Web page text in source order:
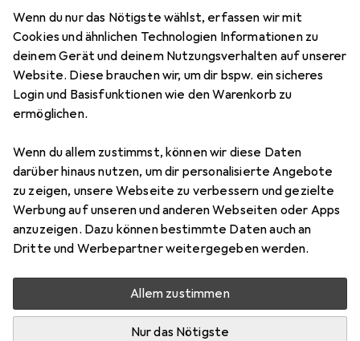
Wenn du nur das Nötigste wählst, erfassen wir mit
Cookies und ähnlichen Technologien Informationen zu
deinem Gerät und deinem Nutzungsverhalten auf unserer
Website. Diese brauchen wir, um dir bspw. ein sicheres
Login und Basisfunktionen wie den Warenkorb zu
ermöglichen.
Wenn du allem zustimmst, können wir diese Daten
darüber hinaus nutzen, um dir personalisierte Angebote
zu zeigen, unsere Webseite zu verbessern und gezielte
Werbung auf unseren und anderen Webseiten oder Apps
anzuzeigen. Dazu können bestimmte Daten auch an
Dritte und Werbepartner weitergegeben werden.
Allem zustimmen
Nur das Nötigste
6 Bilder
LeonardoDaily
Preis in EUR inkl. MwSt.
EUR
36,95
10
Bewertungen
Zwischen Mo, 10.8. und Di, 11.8. geliefert
Mehr als 10 Stück an Lager beim Drittanbieter
Lieferort angeben für genaue Lieferzeit